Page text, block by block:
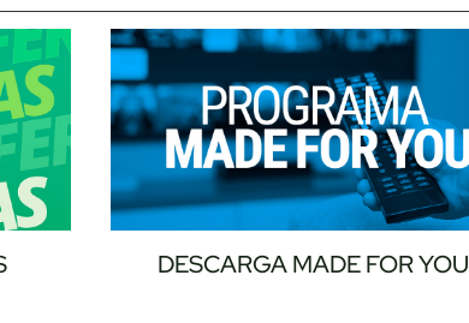
DESCARGA MADE FOR YOU